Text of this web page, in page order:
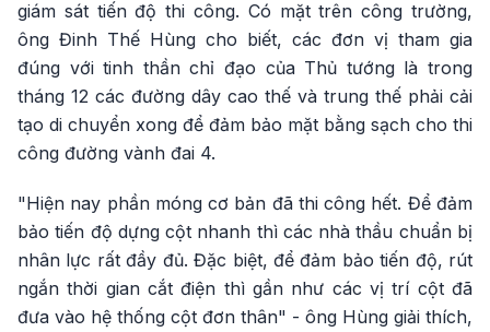
giám sát tiến độ thi công. Có mặt trên công trường,
ông Đinh Thế Hùng cho biết, các đơn vị tham gia
đúng với tinh thần chỉ đạo của Thủ tướng là trong
tháng 12 các đường dây cao thế và trung thế phải cải
tạo di chuyển xong để đảm bảo mặt bằng sạch cho thi
công đường vành đai 4.
"Hiện nay phần móng cơ bản đã thi công hết. Để đảm
bảo tiến độ dựng cột nhanh thì các nhà thầu chuẩn bị
nhân lực rất đầy đủ. Đặc biệt, để đảm bảo tiến độ, rút
ngắn thời gian cắt điện thì gần như các vị trí cột đã
đưa vào hệ thống cột đơn thân" - ông Hùng giải thích,